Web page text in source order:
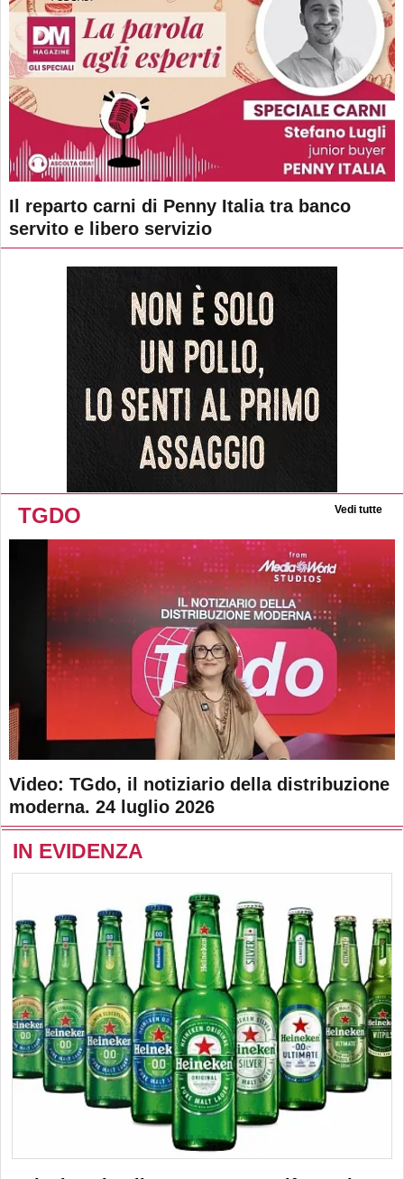
Il reparto carni di Penny Italia tra banco
servito e libero servizio
TGDO Vedi tutte
Video: TGdo, il notiziario della distribuzione
moderna. 24 luglio 2026
IN EVIDENZA